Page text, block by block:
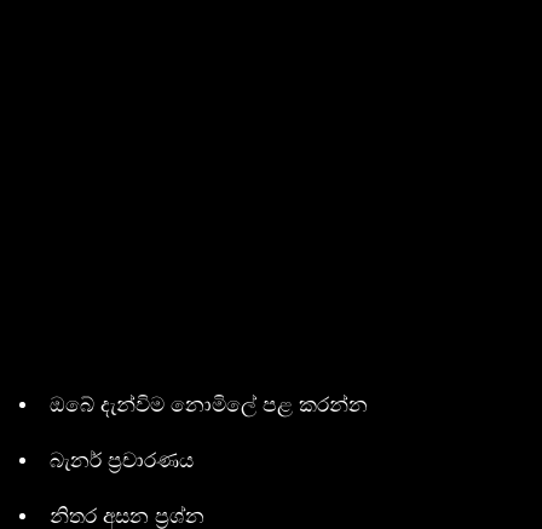
ඔබේ දැන්විම නොමිලේ පළ කරන්න
බැනර් ප්‍රචාරණය
නිතර අසන ප්‍රශ්න